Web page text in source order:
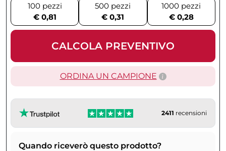
100 pezzi
€ 0,81
500 pezzi
€ 0,31
1000 pezzi
€ 0,28
CALCOLA PREVENTIVO
ORDINA UN CAMPIONE
2411 recensioni
Quando riceverò questo prodotto?